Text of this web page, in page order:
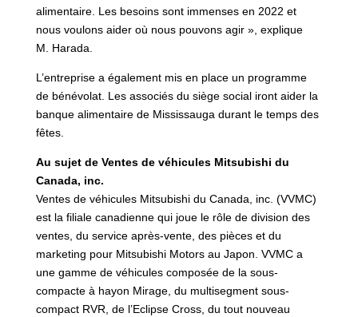
alimentaire. Les besoins sont immenses en 2022 et
nous voulons aider où nous pouvons agir », explique
M. Harada.
L’entreprise a également mis en place un programme
de bénévolat. Les associés du siège social iront aider la
banque alimentaire de Mississauga durant le temps des
fêtes.
Au sujet de Ventes de véhicules Mitsubishi du
Canada, inc.
Ventes de véhicules Mitsubishi du Canada, inc. (VVMC)
est la filiale canadienne qui joue le rôle de division des
ventes, du service après-vente, des pièces et du
marketing pour Mitsubishi Motors au Japon. VVMC a
une gamme de véhicules composée de la sous-
compacte à hayon Mirage, du multisegment sous-
compact RVR, de l’Eclipse Cross, du tout nouveau